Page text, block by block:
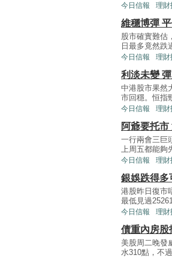
今日信報 理財
維穩博彈
股市確實難估
日最多竟然跌
今日信報 理財
利淡未變
中港股市果然
市回穩。恒指
今日信報 理財
阿爺要托
一行兩會三巨
上周五都能夠
今日信報 理財
銀娛跌得多
港股昨日復市
最低見過
今日信報 理財
債重內房股
美股周二晚發
水310點，不